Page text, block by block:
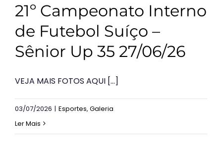
21º Campeonato Interno
de Futebol Suíço –
Sênior Up 35 27/06/26
VEJA MAIS FOTOS AQUI [...]
03/07/2026 | Esportes, Galeria
Ler Mais